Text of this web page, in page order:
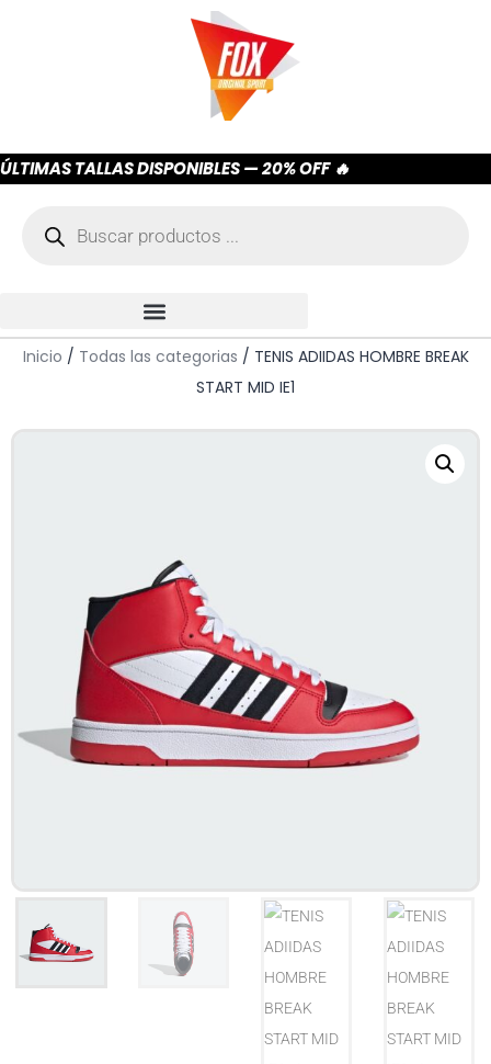
ÚLTIMAS TALLAS DISPONIBLES — 20% OFF 🔥
Inicio / Todas las categorias / TENIS ADIIDAS HOMBRE BREAK
START MID IE1